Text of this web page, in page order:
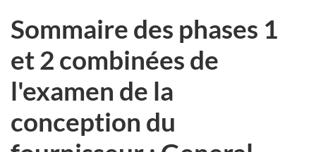
Sommaire des phases 1
et 2 combinées de
l'examen de la
conception du